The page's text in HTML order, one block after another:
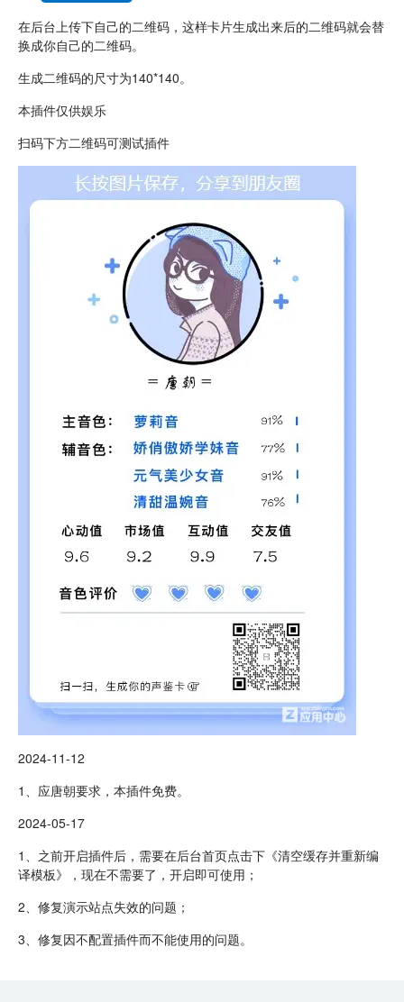
在后台上传下自己的二维码，这样卡片生成出来后的二维码就会替
换成你自己的二维码。
生成二维码的尺寸为140*140。
本插件仅供娱乐
扫码下方二维码可测试插件
2024-11-12
1、应唐朝要求，本插件免费。
2024-05-17
1、之前开启插件后，需要在后台首页点击下《清空缓存并重新编
译模板》，现在不需要了，开启即可使用；
2、修复演示站点失效的问题；
3、修复因不配置插件而不能使用的问题。